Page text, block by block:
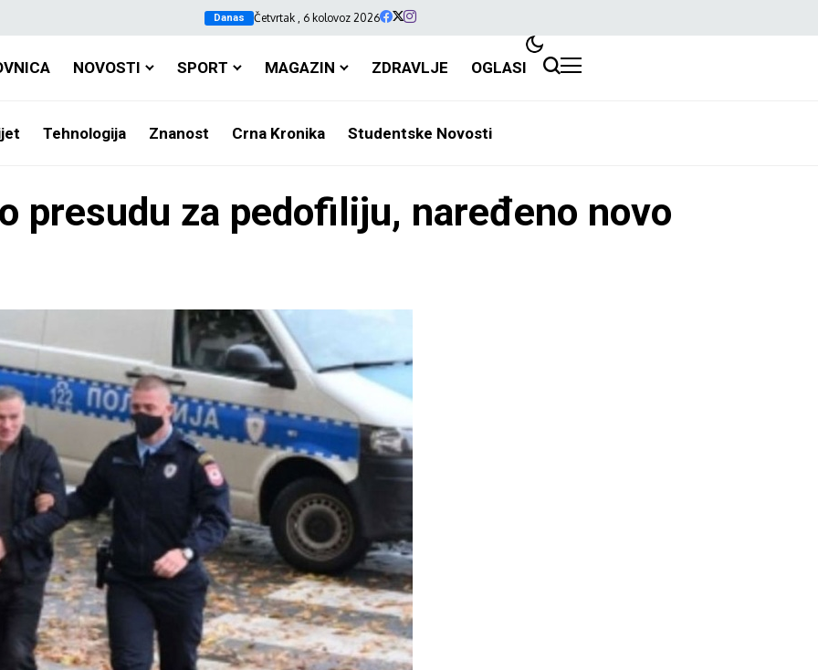
Danas Četvrtak , 6 kolovoz 2026
NOVOSTI SPORT MAGAZIN ZDRAVLJE OGLASI
Tehnologija Znanost Crna Kronika Studentske Novosti
presudu za pedofiliju, naređeno novo